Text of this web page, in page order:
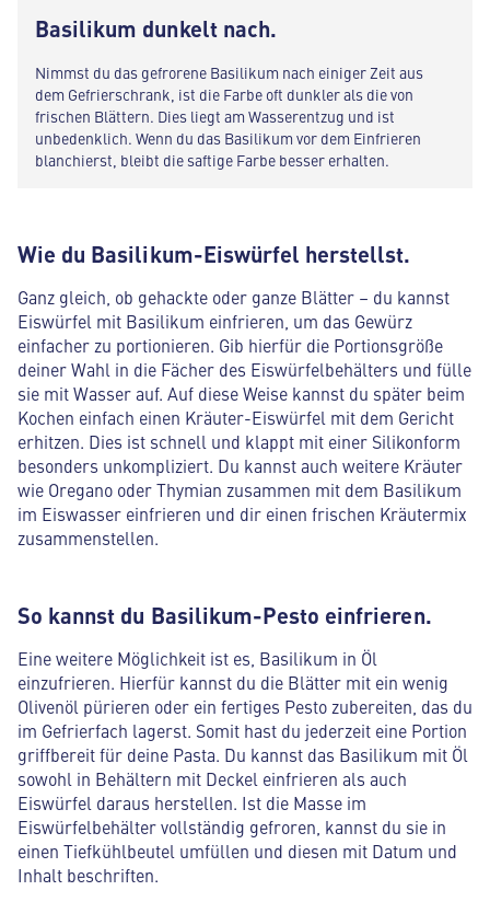
Basilikum dunkelt nach.
Nimmst du das gefrorene Basilikum nach einiger Zeit aus
dem Gefrierschrank, ist die Farbe oft dunkler als die von
frischen Blättern. Dies liegt am Wasserentzug und ist
unbedenklich. Wenn du das Basilikum vor dem Einfrieren
blanchierst, bleibt die saftige Farbe besser erhalten.
Wie du Basilikum-Eiswürfel herstellst.
Ganz gleich, ob gehackte oder ganze Blätter – du kannst
Eiswürfel mit Basilikum einfrieren, um das Gewürz
einfacher zu portionieren. Gib hierfür die Portionsgröße
deiner Wahl in die Fächer des Eiswürfelbehälters und fülle
sie mit Wasser auf. Auf diese Weise kannst du später beim
Kochen einfach einen Kräuter-Eiswürfel mit dem Gericht
erhitzen. Dies ist schnell und klappt mit einer Silikonform
besonders unkompliziert. Du kannst auch weitere Kräuter
wie Oregano oder Thymian zusammen mit dem Basilikum
im Eiswasser einfrieren und dir einen frischen Kräutermix
zusammenstellen.
So kannst du Basilikum-Pesto einfrieren.
Eine weitere Möglichkeit ist es, Basilikum in Öl
einzufrieren. Hierfür kannst du die Blätter mit ein wenig
Olivenöl pürieren oder ein fertiges Pesto zubereiten, das du
im Gefrierfach lagerst. Somit hast du jederzeit eine Portion
griffbereit für deine Pasta. Du kannst das Basilikum mit Öl
sowohl in Behältern mit Deckel einfrieren als auch
Eiswürfel daraus herstellen. Ist die Masse im
Eiswürfelbehälter vollständig gefroren, kannst du sie in
einen Tiefkühlbeutel umfüllen und diesen mit Datum und
Inhalt beschriften.